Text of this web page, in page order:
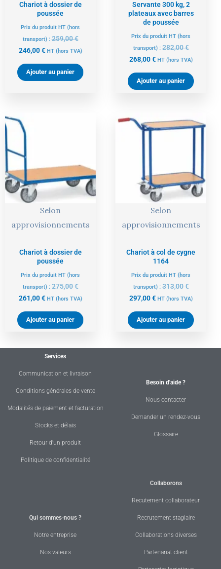
Chariot à dossier de
poussée
Prix du produit HT (hors
transport) :259,00€
246,00€ HT (hors TVA)
Ajouter au panier
Servante 300 kg, 2
plateaux avec barres
de poussée
Prix du produit HT (hors
transport) :282,00€
268,00€ HT (hors TVA)
Ajouter au panier
Selon
approvisionnements
Chariot à dossier de
poussée
Prix du produit HT (hors
transport) :275,00€
261,00€ HT (hors TVA)
Ajouter au panier
Selon
approvisionnements
Chariot à col de cygne
1164
Prix du produit HT (hors
transport) :313,00€
prix
297,00€
prix
HT (hors TVA)
Ajouter au panier
Services
Communication et livraison
Conditions générales de vente
Modalités de paiement et facturation
Stocks et délais
Retour d'un produit
Politique de confidentialité
Besoin d'aide ?
Nous contacter
Demander un rendez-vous
Glossaire
Qui sommes-nous ?
Notre entreprise
Nos valeurs
Collaborons
Recutement collaborateur
Recrutement stagiaire
Collaborations diverses
Partenariat client